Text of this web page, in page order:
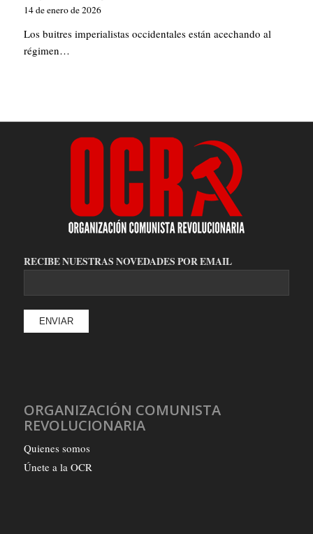
14 de enero de 2026
Los buitres imperialistas occidentales están acechando al
régimen…
RECIBE NUESTRAS NOVEDADES POR EMAIL
ORGANIZACIÓN COMUNISTA
REVOLUCIONARIA
Quienes somos
Únete a la OCR